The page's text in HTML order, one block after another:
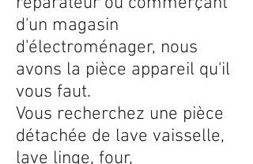
d'un magasin
d'électroménager, nous
avons la pièce appareil qu'il
vous faut.
Vous recherchez une pièce
détachée de lave vaisselle,
lave linge, four,